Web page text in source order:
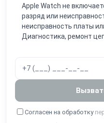
Не работает боковая
Не работает
Не работает Taptic
Не работает динамик /
Apple Watch не
разряд или
неисправность платы
Диагностика, ремонт
Согласен на обработку